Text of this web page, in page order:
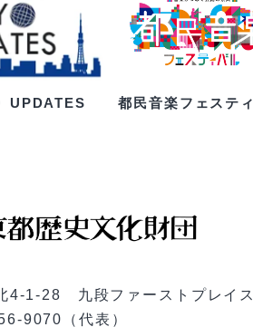
UPDATES 都民音楽フェステ
4-1-28 九段ファーストプレイ
9070（代表）